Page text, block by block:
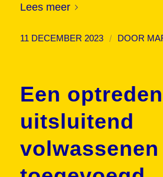
Lees meer
11 DECEMBER 2023 / DOOR
Een
uitsluitend
volwassenen